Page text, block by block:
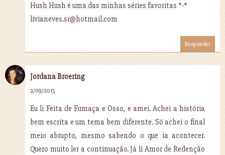
Hush Hush é uma das minhas séries favoritas *-*
livianeves.sr@hotmail.com
Responder
Jordana Broering
2/09/2013
Eu li Feita de Fumaça e Osso, e amei. Achei a história
bem escrita e um tema bem diferente. Só achei o final
meio abrupto, mesmo sabendo o que ia acontecer.
Quero muito ler a continuação. Já li Amor de Redenção